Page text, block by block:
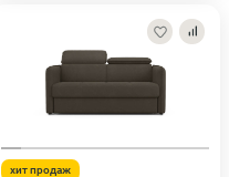
хит продаж